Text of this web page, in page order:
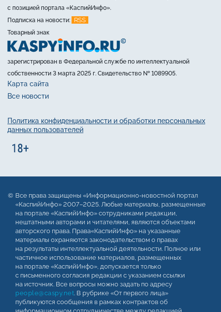
с позицией портала «КаспийИнфо».
Подписка на новости:
RSS
Товарный знак
зарегистрирован в Федеральной службе по интеллектуальной
собственности 3 марта 2025 г. Свидетельство № 1089905.
Карта сайта
Все новости
Политика конфиденциальности и обработки персональных
данных пользователей
Все права защищены «Информационно-новостной портал
«КаспийИнфо» 2007–2025. Любые материалы, размещенные
на портале «КаспийИнфо» сотрудниками редакции,
нештатными авторами и читателями, являются объектами
авторского права. Права«КаспийИнфо» на указанные
материалы охраняются законодательством о правах
на результаты интеллектуальной деятельности. Полное или
частичное использование материалов, размещенных
на портале «КаспийИнфо», допускается только
с письменного согласия редакции с указанием ссылки
на источник. Все вопросы можно задать по адресу
people@caspy.net. В рубрике «От первого лица»
публикуются сообщения в рамках контрактов об